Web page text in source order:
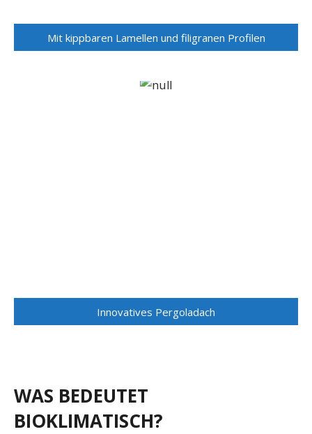
Mit kippbaren Lamellen und filigranen Profilen
Innovatives Pergoladach
WAS BEDEUTET
BIOKLIMATISCH?